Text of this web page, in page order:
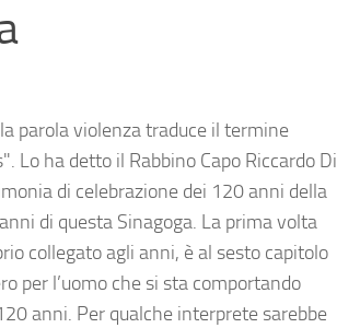
parola violenza traduce il termine
Lo ha detto il Rabbino Capo Riccardo Di
di celebrazione dei 120 anni della
di questa Sinagoga. La prima volta
collegato agli anni, è al sesto capitolo
per l’uomo che si sta comportando
anni. Per qualche interprete sarebbe